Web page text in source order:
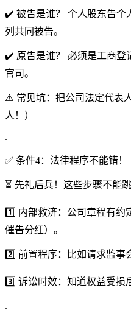
✔️ 被告是谁？ 个人股东告个
列共同被告。
✔️ 原告是谁？ 必须是工商登
官司。
⚠️ 常见坑：把公司法定代表
人！）
.
✅ 条件4：法律程序不能错！
⏳ 先礼后兵！这些步骤不能跳
1️⃣ 内部救济：公司章程有约
催告分红）。
2️⃣ 前置程序：比如请求监事
3️⃣ 诉讼时效：知道权益受损
.